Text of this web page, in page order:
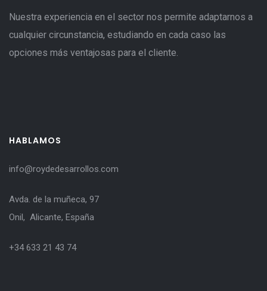
Nuestra experiencia en el sector nos permite adaptarnos a
cualquier circunstancia, estudiando en cada caso las
opciones más ventajosas para el cliente.
HABLAMOS
info@roydedesarrollos.com
Avda. de la muñeca, 97
Onil, Alicante, España
+34 633 21 43 74